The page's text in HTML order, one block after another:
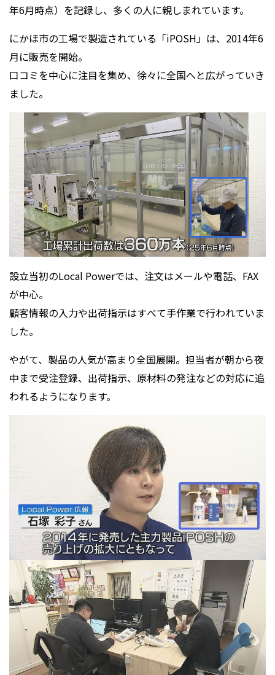
年6月時点）を記録し、多くの人に親しまれています。
にかほ市の工場で製造されている「iPOSH」は、2014年6
月に販売を開始。
口コミを中心に注目を集め、徐々に全国へと広がっていき
ました。
設立当初のLocal Powerでは、注文はメールや電話、FAX
が中心。
顧客情報の入力や出荷指示はすべて手作業で行われていま
した。
やがて、製品の人気が高まり全国展開。担当者が朝から夜
中まで受注登録、出荷指示、原材料の発注などの対応に追
われるようになります。